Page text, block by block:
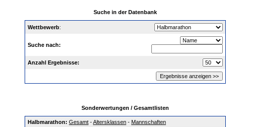
Suche in der Datenbank
Wettbewerb:
Suche nach:
Anzahl Ergebnisse:
Sonderwertungen / Gesamtlisten
Halbmarathon: Gesamt -Altersklassen - Mannschaften